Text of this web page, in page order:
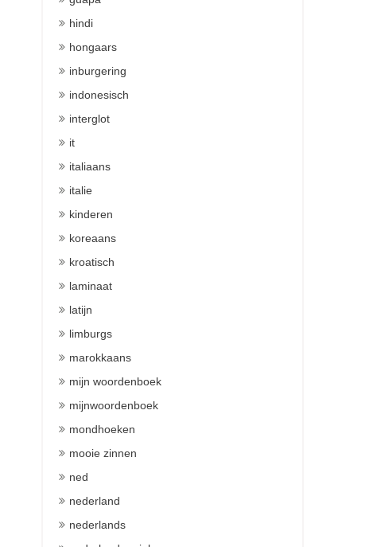
hindi
hongaars
inburgering
indonesisch
interglot
it
italiaans
italie
kinderen
koreaans
kroatisch
laminaat
latijn
limburgs
marokkaans
mijn woordenboek
mijnwoordenboek
mondhoeken
mooie zinnen
ned
nederland
nederlands